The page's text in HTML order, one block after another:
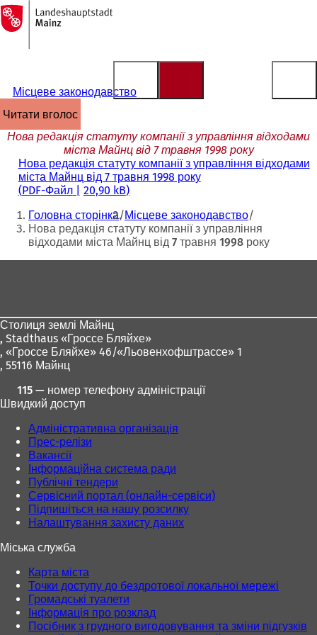
Перейти до змісту
На
головну
сторінку
Місцеве законодавство
читати вголос
Нова редакція статуту компанії з управління відходами
міста Майнц від 7 травня 1998 року
Нова редакція статуту компанії з управління відходами
міста Майнц від 7 травня 1998 року
PDF-Файл 20,90 kB
Ти
тут:
Головна сторінка Місцеве законодавство
Нова редакція статуту компанії з управління
відходами міста Майнц від 7 травня 1998 року
Столиця землі Майнц
, Stadthaus «Гроссе Бляйхе»
, «Гроссе Бляйхе» 46/«Льовенхофштрассе» 1
, 55116 Майнц
115 — номер телефону адміністрації
Швидкий доступ
Адміністративна організація
Прес-релізи
Вакансії
Інформаційна система ради
Публічні тендери
Сервісний портал (онлайн-сервіси)
Підпишіться на нашу розсилку
Налаштування захисту даних
Міська служба
Карта міста
Точки доступу до бездротової локальної мережі
Громадські туалети
Інформація про розклад
Посібник з грудного вигодовування та зміни підгузків